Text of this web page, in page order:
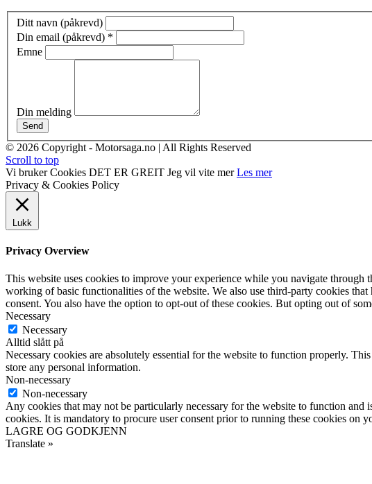
Ditt navn (påkrevd)
Din email (påkrevd) *
Emne
Din melding
Send
© 2026 Copyright - Motorsaga.no | All Rights Reserved
Scroll to top
Vi bruker Cookies DET ER GREIT Jeg vil vite mer Les mer
Privacy & Cookies Policy
Lukk
Privacy Overview
This website uses cookies to improve your experience while you navigate through
working of basic functionalities of the website. We also use third-party cookies
consent. You also have the option to opt-out of these cookies. But opting out of
Necessary
Necessary
Alltid slått på
Necessary cookies are absolutely essential for the website to function properly.
store any personal information.
Non-necessary
Non-necessary
Any cookies that may not be particularly necessary for the website to function and
cookies. It is mandatory to procure user consent prior to running these cookies on
LAGRE OG GODKJENN
Translate »